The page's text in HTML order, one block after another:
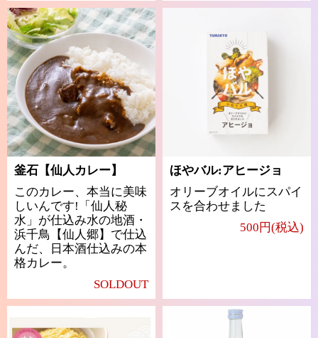
釜石【仙人カレー】
このカレー、本当に美味
しいんです!「仙人秘
水」が仕込み水の地酒・
浜千鳥【仙人郷】で仕込
んだ、日本酒仕込みの本
格カレー。
SOLDOUT
ほやバル:アヒージョ
オリーブオイルにスパイ
スを合わせました
500円(税込)